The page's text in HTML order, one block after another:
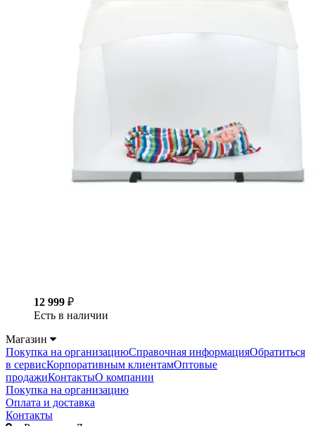
12 999 ₽
Есть в наличии
Магазин
Покупка на организациюСправочная информацияОбратиться
в сервисКорпоративным клиентамОптовые
продажиКонтактыО компании
Покупка на организацию
Оплата и доставка
Контакты